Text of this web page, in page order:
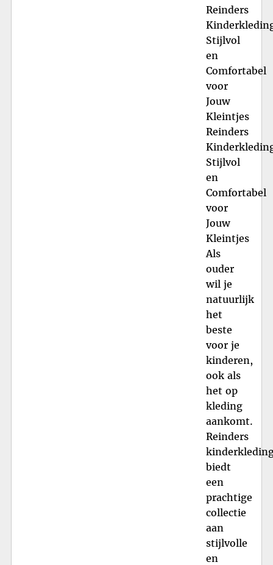
Reinders
Stijlvol
en
Comfortabel
voor
Jouw
Kleintjes
Reinders
Stijlvol
en
Comfortabel
voor
Jouw
Kleintjes
Als
ouder
wil je
natuurlijk
het
beste
voor je
kinderen,
ook als
het op
kleding
aankomt.
Reinders
biedt
een
prachtige
collectie
aan
stijlvolle
en